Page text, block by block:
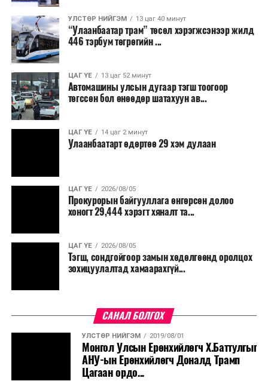
8,238.6 төгрөг, жилд 1.7 сая гаруй төгрөгийн
шатахууны зардлыг зөвхөн түгжрэлд алддаг аж.
“Улаанбаатар трам” төсөл хэрэгжиж, авто замын
ачаалал буурснаар трассын дагуух автомашинуудын
шатахууны хэмнэлт жилд 446 тэрбум төгрөгт хүрэх
боломжтой гэсэн тооцоог техник, эдийн засгийн
үндэслэлд тусгажээ.
Төсөл хэрэгжсэнээр иргэдийн зорчих хугацаа
богиносож, түгжрэлээс үүдэлтэй эдийн засгийн
тогтолцоо бүрдэх ач холбогдолтой юм.
УЛСТӨР НИЙГЭМ 13 цаг 40 минут
“Улаанбаатар трам” төсөл хэрэгжсэнээр жилд
446 тэрбум төгрөгийн ...
ЦАГ ҮЕ 13 цаг 52 минут
Автомашины улсын дугаар тэгш тоогоор
төгссөн бол өнөөдөр шатахуун ав...
ЦАГ ҮЕ 14 цаг 2 минут
Улаанбаатарт өдөртөө 29 хэм дулаан
ЦАГ ҮЕ 2026/08/05
Прокурорын байгууллага өнгөрсөн долоо
хоногт 29,444 хэрэгт хяналт та...
ЦАГ ҮЕ 2026/08/05
Тэгш, сондгойгоор замын хөдөлгөөнд оролцох
зохицуулалтад хамаарахгүй...
САНАЛ БОЛГОХ
УЛСТӨР НИЙГЭМ 2019/08/01
Монгол Улсын Ерөнхийлөгч Х.Баттулгыг
АНУ-ын Ерөнхийлөгч Доналд Трамп
Цагаан ордо...